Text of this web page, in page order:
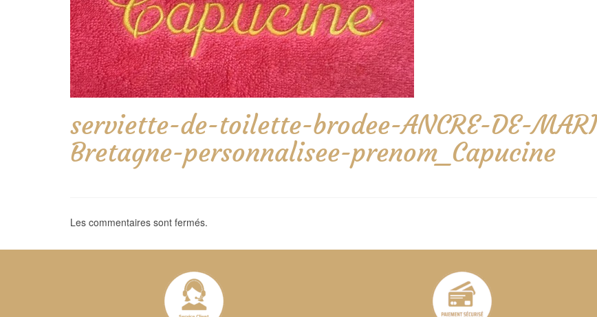
serviette-de-toilette-brodee-ANCRE-DE-
Bretagne-personnalisee-prenom_Capucine
Les commentaires sont fermés.